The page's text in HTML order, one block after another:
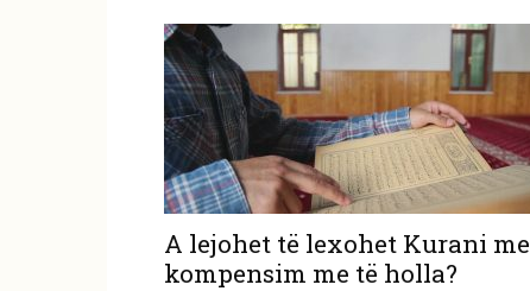
A lejohet të lexohet Kurani me
kompensim me të holla?